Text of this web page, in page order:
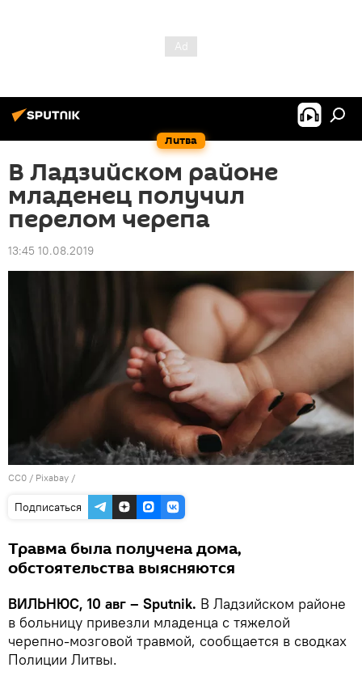
Литва
В Ладзийском районе
младенец получил
перелом черепа
13:45 10.08.2019
CC0 / Рixabay /
Подписаться
Травма была получена дома,
обстоятельства выясняются
ВИЛЬНЮС, 10 авг – Sputnik. В Ладзийском районе
в больницу привезли младенца с тяжелой
черепно-мозговой травмой, сообщается в сводках
Полиции Литвы.